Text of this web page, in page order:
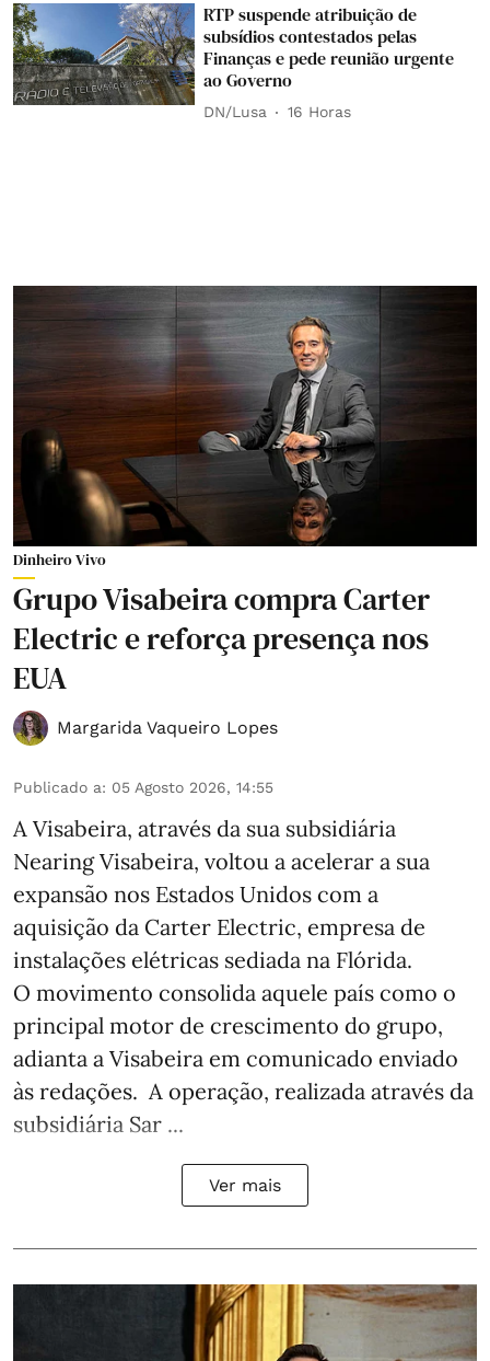
RTP suspende atribuição de
subsídios contestados pelas
Finanças e pede reunião urgente
ao Governo
DN/Lusa 16 Horas
Dinheiro Vivo
Grupo Visabeira compra Carter
Electric e reforça presença nos
EUA
Margarida Vaqueiro Lopes
Publicado a: 05 Agosto 2026, 14:55
A Visabeira, através da sua subsidiária
Nearing Visabeira, voltou a acelerar a sua
expansão nos Estados Unidos com a
aquisição da Carter Electric, empresa de
instalações elétricas sediada na Flórida.
O movimento consolida aquele país como o
principal motor de crescimento do grupo,
adianta a Visabeira em comunicado enviado
às redações. A operação, realizada através da
subsidiária Sar ...
Ver mais